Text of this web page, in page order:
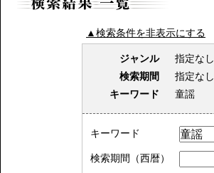
▲検索条件を非表示にする
ジャンル
指定なし
検索期間
指定なし
キーワード
童謡
キーワード
検索期間（西暦）